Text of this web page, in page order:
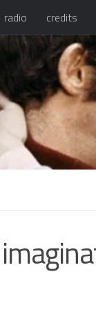
radio credits